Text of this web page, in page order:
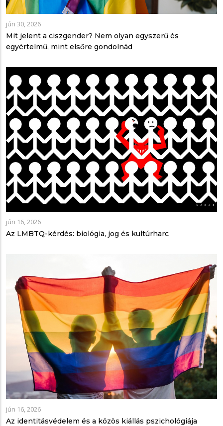
jún 30, 2026
Mit jelent a ciszgender? Nem olyan egyszerű és
egyértelmű, mint elsőre gondolnád
jún 16, 2026
Az LMBTQ-kérdés: biológia, jog és kultúrharc
jún 16, 2026
Az identitásvédelem és a közös kiállás pszichológiája